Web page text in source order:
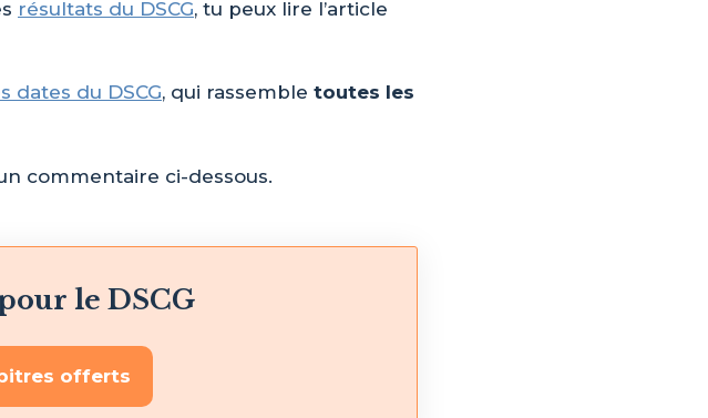
résultats du DSCG, tu peux lire l’article
dates du DSCG, qui rassemble toutes les
commentaire ci-dessous.
le DSCG
offerts